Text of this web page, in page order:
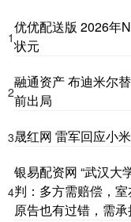
1
优优配送版 2026年
状元
2
融通资产 布迪米尔
前出局
3晟红网 雷军回应小
4
银易配资网 “武汉大
判：多方需赔偿，
原告也有过错，需